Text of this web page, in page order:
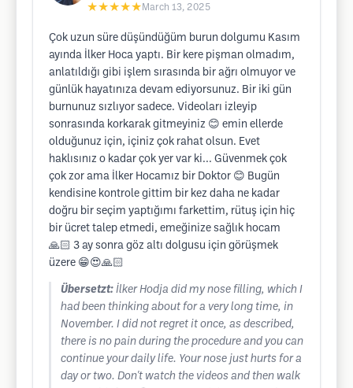
★★★★★ March 13, 2025
Çok uzun süre düşündüğüm burun dolgumu Kasım
ayında İlker Hoca yaptı. Bir kere pişman olmadım,
anlatıldığı gibi işlem sırasında bir ağrı olmuyor ve
günlük hayatınıza devam ediyorsunuz. Bir iki gün
burnunuz sızlıyor sadece. Videoları izleyip
sonrasında korkarak gitmeyiniz 😊 emin ellerde
olduğunuz için, içiniz çok rahat olsun. Evet
haklısınız o kadar çok yer var ki... Güvenmek çok
çok zor ama İlker Hocamız bir Doktor 😊 Bugün
kendisine kontrole gittim bir kez daha ne kadar
doğru bir seçim yaptığımı farkettim, rütuş için hiç
bir ücret talep etmedi, emeğinize sağlık hocam
🙏🏻 3 ay sonra göz altı dolgusu için görüşmek
üzere 😁😍🙏🏻
Übersetzt: İlker Hodja did my nose filling, which I
had been thinking about for a very long time, in
November. I did not regret it once, as described,
there is no pain during the procedure and you can
continue your daily life. Your nose just hurts for a
day or two. Don't watch the videos and then walk